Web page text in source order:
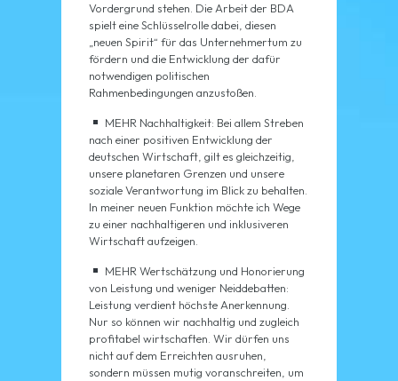
Vordergrund stehen. Die Arbeit der BDA
spielt eine Schlüsselrolle dabei, diesen
„neuen Spirit“ für das Unternehmertum zu
fördern und die Entwicklung der dafür
notwendigen politischen
Rahmenbedingungen anzustoßen.
MEHR Nachhaltigkeit: Bei allem Streben
nach einer positiven Entwicklung der
deutschen Wirtschaft, gilt es gleichzeitig,
unsere planetaren Grenzen und unsere
soziale Verantwortung im Blick zu behalten.
In meiner neuen Funktion möchte ich Wege
zu einer nachhaltigeren und inklusiveren
Wirtschaft aufzeigen.
MEHR Wertschätzung und Honorierung
von Leistung und weniger Neiddebatten:
Leistung verdient höchste Anerkennung.
Nur so können wir nachhaltig und zugleich
profitabel wirtschaften. Wir dürfen uns
nicht auf dem Erreichten ausruhen,
sondern müssen mutig voranschreiten, um